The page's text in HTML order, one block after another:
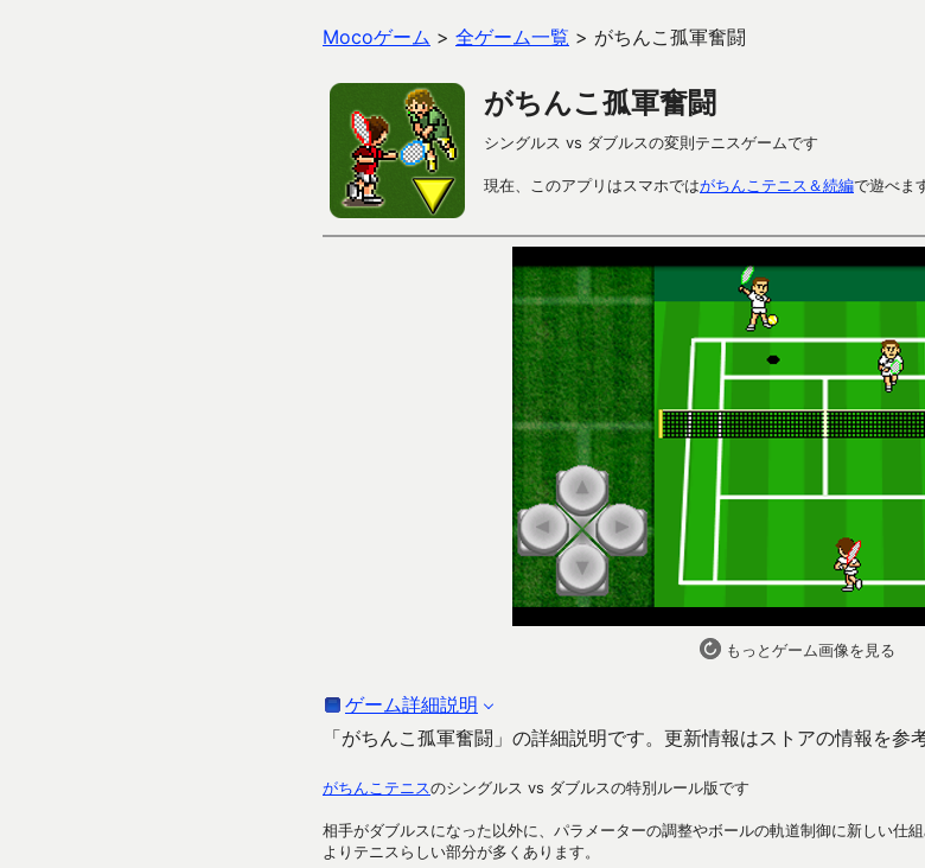
Mocoゲーム > 全ゲーム一覧 > がちんこ孤軍奮闘
がちんこ孤軍奮闘
シングルス vs ダブルスの変則テニスゲームです
現在、このアプリはスマホではがちんこテニス＆続編で遊べま
もっとゲーム画像を見る
ゲーム詳細説明
「がちんこ孤軍奮闘」の詳細説明です。更新情報はストアの情報を参
がちんこテニスのシングルス vs ダブルスの特別ルール版です
相手がダブルスになった以外に、パラメーターの調整やボールの軌道制御に新しい仕
よりテニスらしい部分が多くあります。